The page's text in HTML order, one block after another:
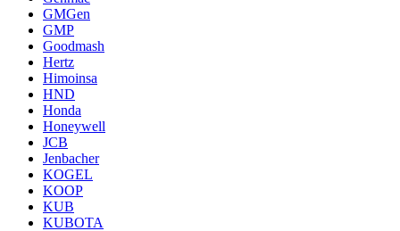
GMGen
GMP
Goodmash
Hertz
Himoinsa
HND
Honda
Honeywell
JCB
Jenbacher
KOGEL
KOOP
KUB
KUBOTA